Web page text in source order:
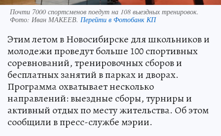
Почти 7000 спортсменов поедут на 108 выездных тренировок.
Фото: Иван МАКЕЕВ. Перейти в Фотобанк КП
Этим летом в Новосибирске для школьников и
молодежи проведут больше 100 спортивных
соревнований, тренировочных сборов и
бесплатных занятий в парках и дворах.
Программа охватывает несколько
направлений: выездные сборы, турниры и
активный отдых по месту жительства. Об этом
сообщили в пресс-службе мэрии.